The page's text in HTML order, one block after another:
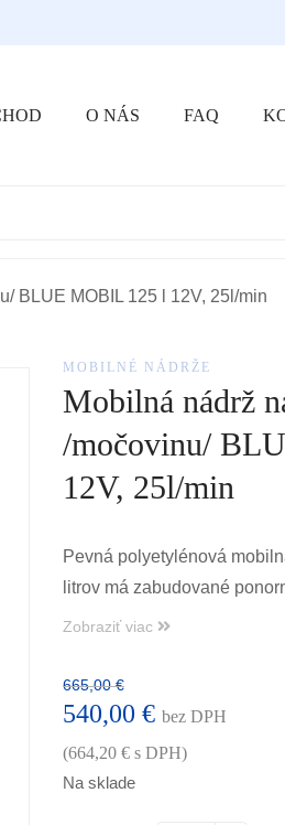
O NÁS FAQ
BLUE MOBIL 125 l 12V, 25l/min
MOBILNÉ NÁDRŽE
Mobilná nádrž
/močovinu/
12V, 25l/min
Pevná polyetylénová
litrov má zabudované
prietokom 25l/min.
Zobraziť viac
665,00€
540,00 € bez DPH
(664,20 €s DPH)
Na sklade